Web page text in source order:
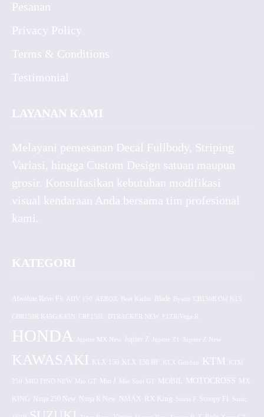
Pesanan
Privacy Policy
Terms & Conditions
Testimonial
LAYANAN KAMI
Melayani pemesanan Decal Fullbody, Striping
Variasi, hingga Custom Design satuan maupun
grosir. Konsultasikan kebutuhan modifikasi
visual kendaraan Anda bersama tim profesional
kami.
KATEGORI
Absolute Revo Fit ADV 150 AEROX CB150R Old K15
CBR150R K45G/K45N CRF150L DTRACKER NEW F1ZR/Vega R
HONDA Jupiter MX New Jupiter Z Jupiter Z1 Jupiter Z New
KAWASAKI KLX 150 KLX 150 BF KLX Gordon KTM KTM
250 MIO FINO NEW Mio GT Mio J Mio Soul GT MOBIL MOTOCROSS MX
KING Ninja 250 New Ninja R New NMAX RX King Satria F Scoopy FI Sonic